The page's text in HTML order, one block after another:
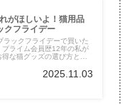
がほしいよ！猫用品
クフライデー
ックフライデーで買いた
プライム会員歴12年の私が
得な猫グッズの選び方と事
！
2025.11.03